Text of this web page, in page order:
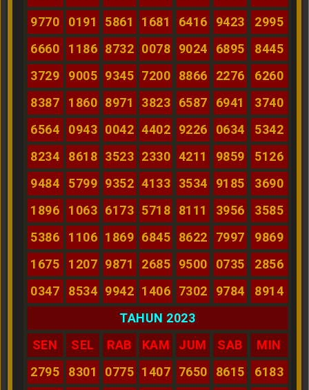
9770
0191 5861 1681 6416 9423
2995
6660
1186 8732 0078 9024 6895
8445
3729
9005 9345 7200 8866 2276
6260
8387
1860 8971 3823 6587 6941
3740
6564
0943 0042 4402 9226 0634
5342
8234
8618 3523 2330 4211 9859
5126
9484
5799 9352 4133 3534 9185
3690
1896
1063 6173 5718 8111 3956
3585
5386
1106 1869 6845 8622 7997
9869
1675
1207 9871 2685 9500 0735
2856
0347
8534 9942 1406 7302 9784
8914
TAHUN 2023
SEN
SEL RAB KAM JUM SAB
MIN
2795
8301 0775 1407 7650 8615
6183